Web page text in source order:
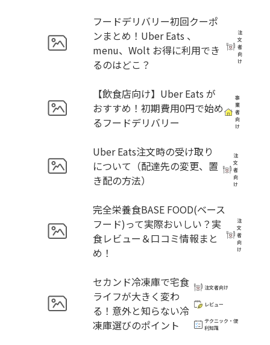
フードデリバリー初回クーポ
ンまとめ！Uber Eats 、
menu、Wolt お得に利用でき
るのはどこ？
注
文
者
向
け
【飲食店向け】Uber Eats が
おすすめ！初期費用0円で始め
るフードデリバリー
事
業
者
向
け
Uber Eats注文時の受け取り
について（配達先の変更、置
き配の方法）
注
文
者
向
け
完全栄養食BASE FOOD(ベース
フード)って実際おいしい？実
食レビュー＆口コミ情報まと
め！
注
文
者
向
け
セカンド冷凍庫で宅食
ライフが大きく変わ
る！意外と知らない冷
凍庫選びのポイント
注文者向け
レビュー
テクニック・便
利知識